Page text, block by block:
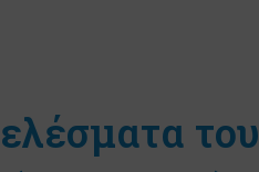
του